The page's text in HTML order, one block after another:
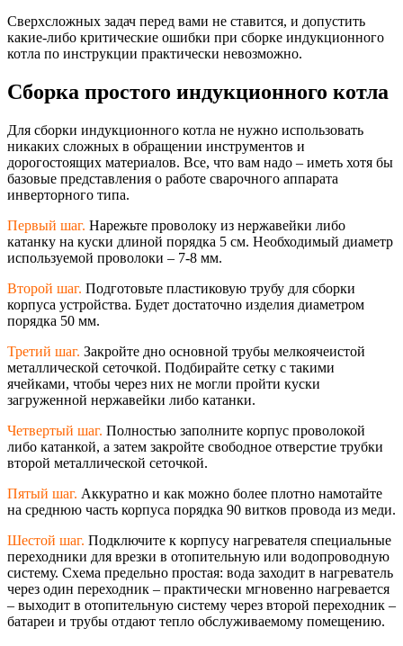
Сверхсложных задач перед вами не ставится, и допустить
какие-либо критические ошибки при сборке индукционного
котла по инструкции практически невозможно.
Сборка простого индукционного котла
Для сборки индукционного котла не нужно использовать
никаких сложных в обращении инструментов и
дорогостоящих материалов. Все, что вам надо – иметь хотя бы
базовые представления о работе сварочного аппарата
инверторного типа.
Первый шаг. Нарежьте проволоку из нержавейки либо
катанку на куски длиной порядка 5 см. Необходимый диаметр
используемой проволоки – 7-8 мм.
Второй шаг. Подготовьте пластиковую трубу для сборки
корпуса устройства. Будет достаточно изделия диаметром
порядка 50 мм.
Третий шаг. Закройте дно основной трубы мелкоячеистой
металлической сеточкой. Подбирайте сетку с такими
ячейками, чтобы через них не могли пройти куски
загруженной нержавейки либо катанки.
Четвертый шаг. Полностью заполните корпус проволокой
либо катанкой, а затем закройте свободное отверстие трубки
второй металлической сеточкой.
Пятый шаг. Аккуратно и как можно более плотно намотайте
на среднюю часть корпуса порядка 90 витков провода из меди.
Шестой шаг. Подключите к корпусу нагревателя специальные
переходники для врезки в отопительную или водопроводную
систему. Схема предельно простая: вода заходит в нагреватель
через один переходник – практически мгновенно нагревается
– выходит в отопительную систему через второй переходник –
батареи и трубы отдают тепло обслуживаемому помещению.